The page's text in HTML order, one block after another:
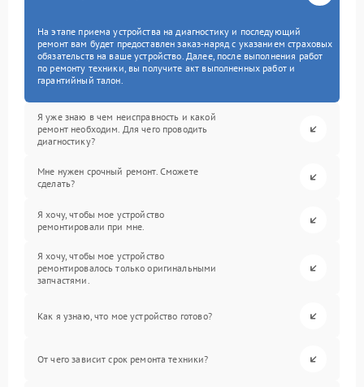
На этапе приема устройства на диагностику и последующий
ремонт вам будет предоставлен заказ-наряд с указанием страховых
обязательств на ваше устройство. Далее, после выполнения работ
по ремонту техники, вы получите акт выполненных работ и
гарантийный талон.
Я уже знаю в чем неисправность и какой
ремонт необходим. Для чего проводить
диагностику?
Мне нужен срочный ремонт. Сможете
сделать?
Я хочу, чтобы мое устройство
ремонтировали при мне.
Я хочу, чтобы мое устройство
ремонтировалось только оригинальными
запчастями.
Как я узнаю, что мое устройство готово?
От чего зависит срок ремонта техники?